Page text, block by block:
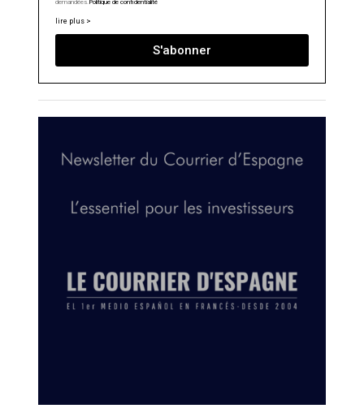
demandées.Politique de confidentialité
lire plus >
S'abonner